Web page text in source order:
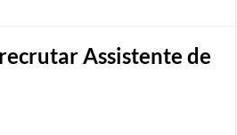
Assistente de